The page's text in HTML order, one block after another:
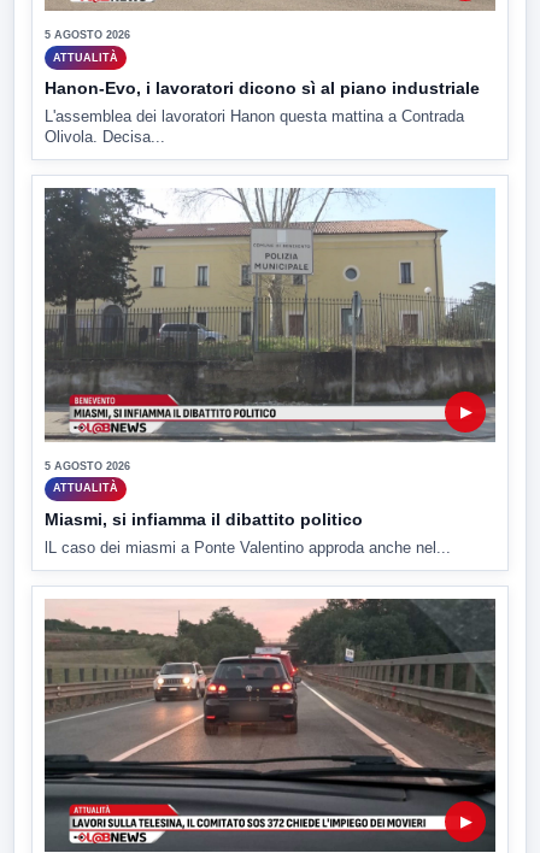
5 AGOSTO 2026
ATTUALITÀ
Hanon-Evo, i lavoratori dicono sì al piano industriale
L'assemblea dei lavoratori Hanon questa mattina a Contrada
Olivola. Decisa...
▶
5 AGOSTO 2026
ATTUALITÀ
Miasmi, si infiamma il dibattito politico
lL caso dei miasmi a Ponte Valentino approda anche nel...
▶